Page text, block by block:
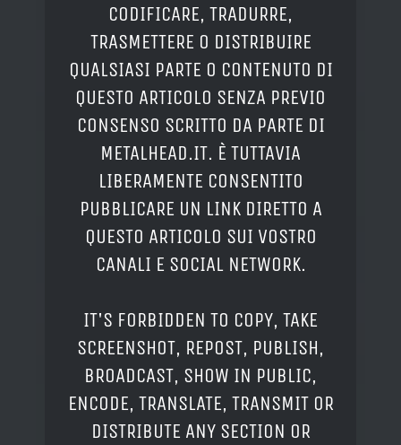
CODIFICARE, TRADURRE,
TRASMETTERE O DISTRIBUIRE
QUALSIASI PARTE O CONTENUTO DI
QUESTO ARTICOLO SENZA PREVIO
CONSENSO SCRITTO DA PARTE DI
METALHEAD.IT. È TUTTAVIA
LIBERAMENTE CONSENTITO
PUBBLICARE UN LINK DIRETTO A
QUESTO ARTICOLO SUI VOSTRO
CANALI E SOCIAL NETWORK.
IT'S FORBIDDEN TO COPY, TAKE
SCREENSHOT, REPOST, PUBLISH,
BROADCAST, SHOW IN PUBLIC,
ENCODE, TRANSLATE, TRANSMIT OR
DISTRIBUTE ANY SECTION OR